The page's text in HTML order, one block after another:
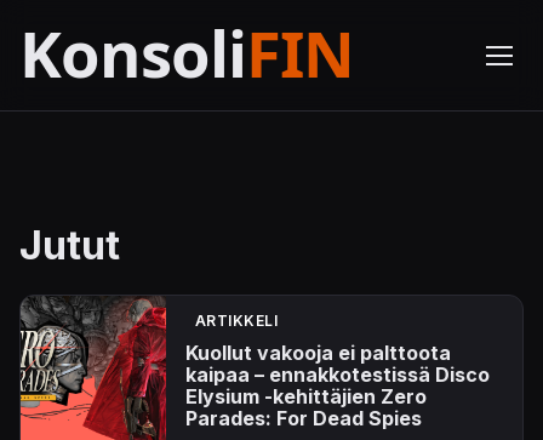
Jutut
ARTIKKELI
Kuollut vakooja ei palttoota
kaipaa – ennakkotestissä Disco
Elysium -kehittäjien Zero
Parades: For Dead Spies